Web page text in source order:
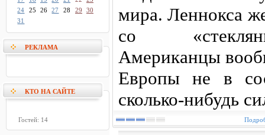
24
25 26 27 28 29
30
31
РЕКЛАМА
КТО НА САЙТЕ
Гостей: 14
мира. Леннокса
со
Американцы
Европы не в
сколько-нибудь